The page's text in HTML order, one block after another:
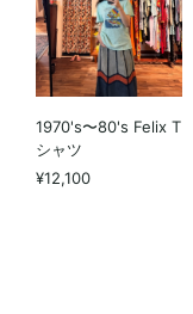
1970's〜80's Felix T
シャツ
¥12,100